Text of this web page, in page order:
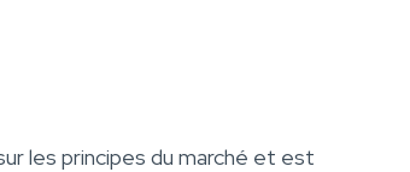
les principes du marché et est